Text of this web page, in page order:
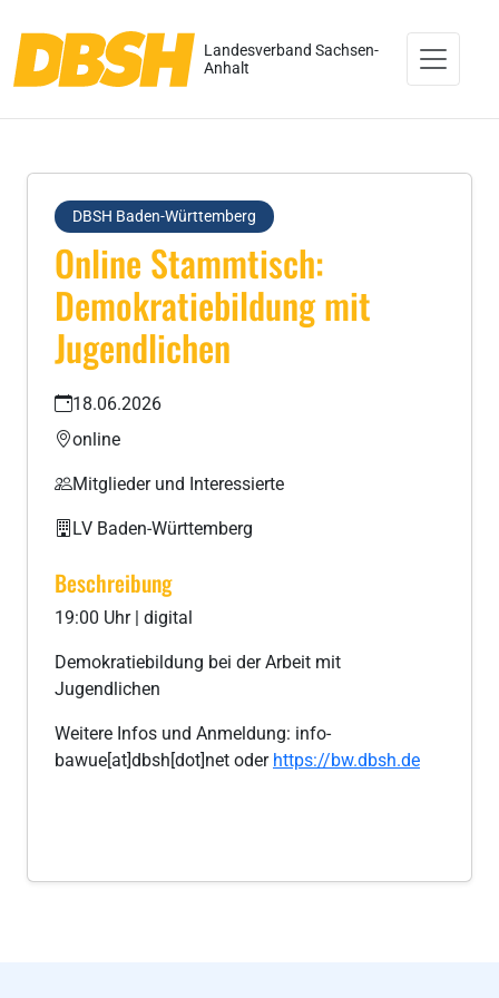
Landesverband Sachsen-
Anhalt
DBSH Baden-Württemberg
Online Stammtisch:
Demokratiebildung mit
Jugendlichen
18.06.2026
online
Mitglieder und Interessierte
LV Baden-Württemberg
Beschreibung
19:00 Uhr | digital
Demokratiebildung bei der Arbeit mit
Jugendlichen
Weitere Infos und Anmeldung: info-
bawue[at]dbsh[dot]net oder https://bw.dbsh.de